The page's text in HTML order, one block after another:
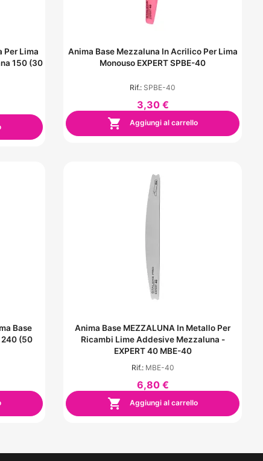
Per Lima
150 (30
Anima Base Mezzaluna In Acrilico Per Lima
Monouso EXPERT SPBE-40
Rif.: SPBE-40
3,30 €
 Aggiungi al carrello
Base
240 (50
Anima Base MEZZALUNA In Metallo Per
Ricambi Lime Addesive Mezzaluna -
EXPERT 40 MBE-40
Rif.: MBE-40
6,80 €
 Aggiungi al carrello